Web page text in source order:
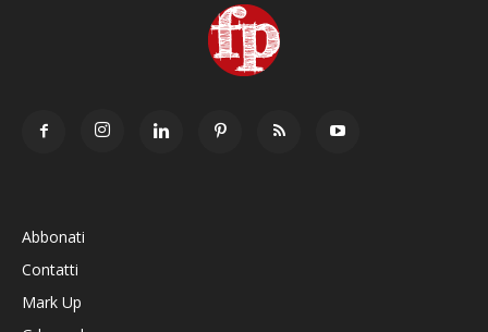
Abbonati
Contatti
Mark Up